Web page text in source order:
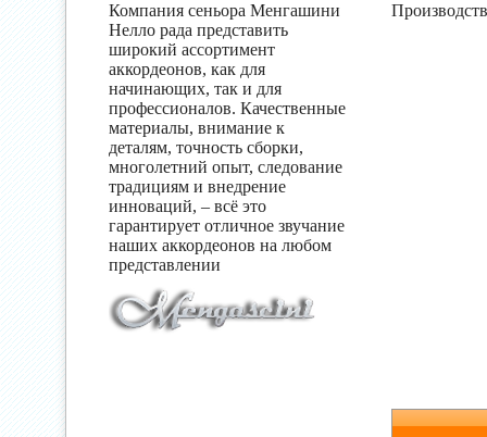
Компания сеньора Менгашини
Нелло рада представить
широкий ассортимент
аккордеонов, как для
начинающих, так и для
профессионалов. Качественные
материалы, внимание к
деталям, точность сборки,
многолетний опыт, следование
традициям и внедрение
инноваций, – всё это
гарантирует отличное звучание
наших аккордеонов на любом
представлении